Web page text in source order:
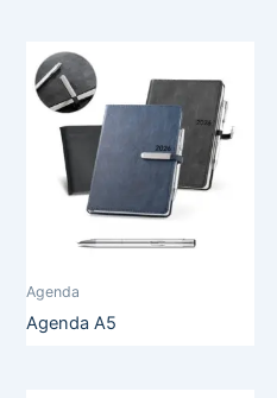
Agenda
Agenda A5